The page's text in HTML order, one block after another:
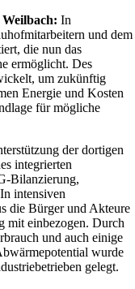
In
und dem
die nun das
ermöglicht. Des
um zukünftig
Energie und Kosten
für mögliche
der dortigen
integrierten
Bilanzierung,
intensiven
die Bürger und Akteure
mit einbezogen. Durch
und auch einige
wurde
gelegt.